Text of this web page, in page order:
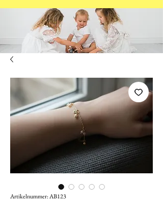
Artikelnummer: AB123